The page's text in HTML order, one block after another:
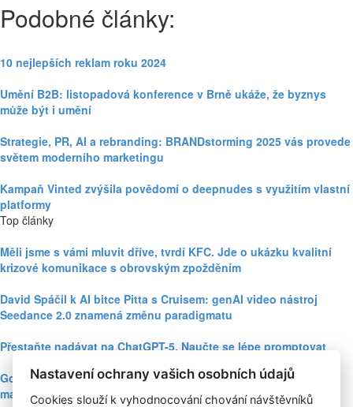
Podobné články:
10 nejlepších reklam roku 2024
Umění B2B: listopadová konference v Brně ukáže, že byznys
může být i umění
Strategie, PR, AI a rebranding: BRANDstorming 2025 vás provede
světem moderního marketingu
Kampaň Vinted zvýšila povědomí o deepnudes s využitím vlastní
platformy
Top články
Měli jsme s vámi mluvit dříve, tvrdí KFC. Jde o ukázku kvalitní
krizové komunikace s obrovským zpožděním
David Spáčil k AI bitce Pitta s Cruisem: genAI video nástroj
Seedance 2.0 znamená změnu paradigmatu
Přestaňte nadávat na ChatGPT-5. Naučte se lépe promptovat
Google Nano Banana nabízí dosud největší potenciál pro
marketing mezi genAI modely pro tvorbu obrázků
Nastavení ochrany vašich osobních údajů
Cookies slouží k vyhodnocování chování návštěvníků